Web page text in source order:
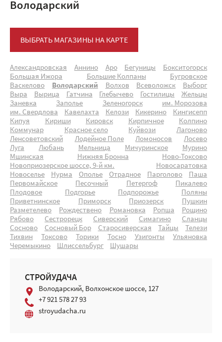
Володарский
ВЫБРАТЬ МАГАЗИНЫ НА КАРТЕ
Александровская Аннино Аро Бегуницы
Бокситогорск
Большая Ижора
Большие Колпаны
Бугровское
Васкелово
Володарский Волхов Всеволожск
Выборг
Выра
Вырица Гатчина Глебычево Гостилицы
Жельцы
Заневка
Заполье Зеленогорск
им. Морозова
им. Свердлова
Кавелахта Келози Кикерино
Кингисепп
Кипуя
Кириши Кировск Кирпичное
Колпино
Коммунар
Красное село Куйвози
Лагоново
Ленсоветовский
Лодейное Поле Ломоносов
Лосево
Луга
Любань Мельница Мичуринское
Мурино
Мшинская
Нижняя Бронна
Ново-Токсово
Новоприозерское шоссе, 9-й км.
Новосаратовка
Новоселье
Нурма Ополье Отрадное Парголово
Паша
Первомайское
Песочный Петергоф
Пикалево
Плодовое
Подгорье Подпорожье
Поляны
Приветнинское
Приморск Приозерск
Пушкин
Разметелево
Рождествено Романовка Ропша
Рощино
Рябово
Сестрорецк Сиверский Симагино
Сланцы
Сосново
Сосновый Бор Старосиверская Тайцы
Телези
Тихвин
Токсово Торики Тосно Узигонты
Ульяновка
Черемыкино
Шлиссельбург Шушары
СТРОЙУДАЧА
Володарский, Волхонское шоссе, 127
+7 921 578 27 93
stroyudacha.ru